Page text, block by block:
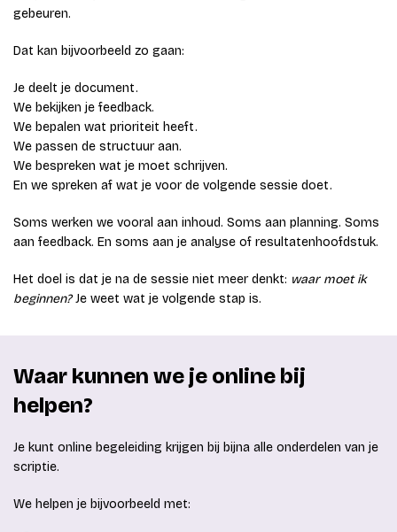
gebeuren.
Dat kan bijvoorbeeld zo gaan:
Je deelt je document.
We bekijken je feedback.
We bepalen wat prioriteit heeft.
We passen de structuur aan.
We bespreken wat je moet schrijven.
En we spreken af wat je voor de volgende sessie doet.
Soms werken we vooral aan inhoud. Soms aan planning. Soms
aan feedback. En soms aan je analyse of resultatenhoofdstuk.
Het doel is dat je na de sessie niet meer denkt: waar moet ik
beginnen?Je weet wat je volgende stap is.
Waar kunnen we je online bij
helpen?
Je kunt online begeleiding krijgen bij bijna alle onderdelen van je
scriptie.
We helpen je bijvoorbeeld met: